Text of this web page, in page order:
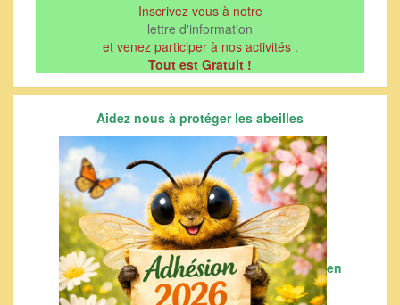
Inscrivez vous à notre
lettre d'information
et venez participer à nos activités .
Tout est Gratuit !
Aidez nous à protéger les abeilles
en